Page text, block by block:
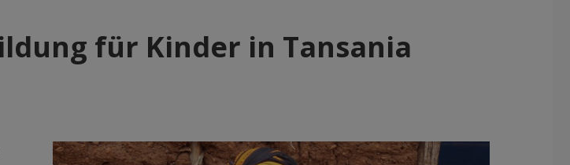
für Kinder in Tansania